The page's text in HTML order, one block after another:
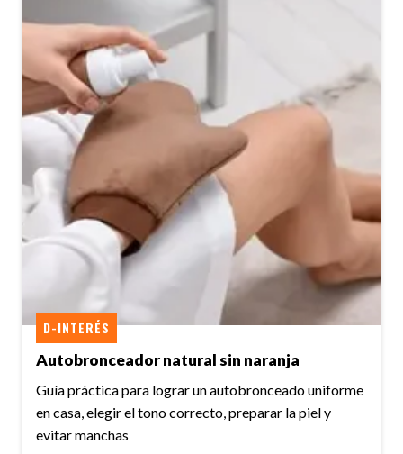
Autobronceador natural sin naranja
D-INTERÉS
Guía práctica para lograr un autobronceado uniforme
en casa, elegir el tono correcto, preparar la piel y
evitar manchas